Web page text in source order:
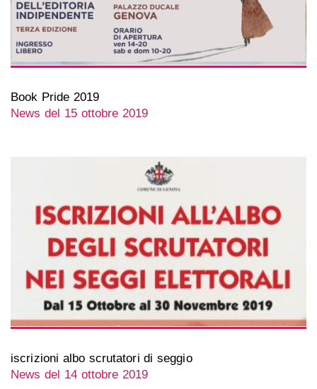
Book Pride 2019
News del 15 ottobre 2019
iscrizioni albo scrutatori di seggio
News del 14 ottobre 2019